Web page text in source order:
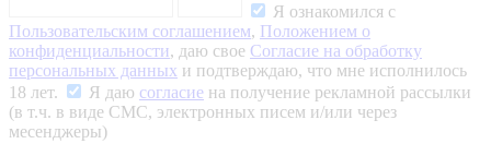
Я ознакомился с
Пользовательским соглашением, Положением о
конфиденциальности, даю свое Согласие на обработку
персональных данных и подтверждаю, что мне исполнилось
18 лет.
Я даю согласие на получение рекламной рассылки
(в т.ч. в виде СМС, электронных писем и/или через
месенджеры)